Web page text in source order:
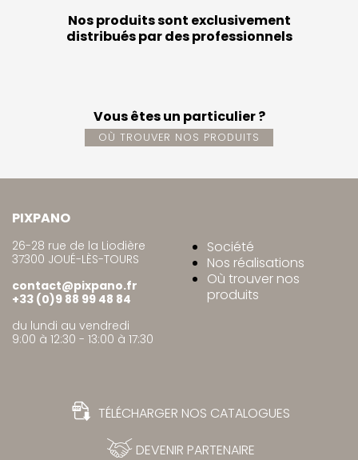
Nos produits sont exclusivement
distribués par des professionnels
Vous êtes un particulier ?
OÙ TROUVER NOS PRODUITS
PIXPANO
26-28 rue de la Liodière
37300 JOUÉ-LÈS-TOURS
contact@pixpano.fr
+33 (0)9 88 99 48 84
du lundi au vendredi
9:00 à 12:30 - 13:00 à 17:30
Société
Nos réalisations
Où trouver nos
produits
TÉLÉCHARGER NOS CATALOGUES
DEVENIR PARTENAIRE